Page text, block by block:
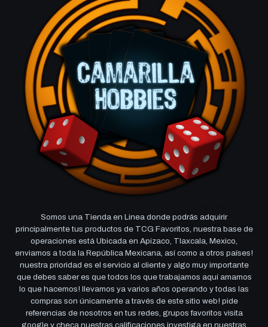
Somos una Tienda en Linea donde podrás adquirir
principalmente tus productos de TCG Favoritos, nuestra base de
operaciones está Ubicada en Apizaco, Tlaxcala, Mexico,
enviamos a toda la República Mexicana, así como a otros países!
nuestra prioridad es el servicio al cliente y algo muy importante
que debes saber es que todos los que trabajamos aquí amamos
lo que hacemos! llevamos ya varios años operando y todas las
compras son únicamente a través de este sitio web! pide
referencias de nosotros en tus redes, grupos favoritos visita
google y checa nuestras calificaciones investiga en nuestras